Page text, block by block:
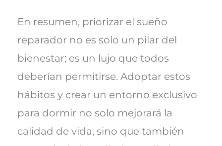
En resumen, priorizar el sueño
reparador no es solo un pilar del
bienestar; es un lujo que todos
deberían permitirse. Adoptar estos
hábitos y crear un entorno exclusivo
para dormir no solo mejorará la
calidad de vida, sino que también